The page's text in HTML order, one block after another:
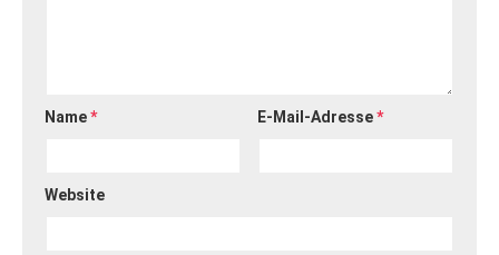
Name* E-Mail-Adresse*
Website